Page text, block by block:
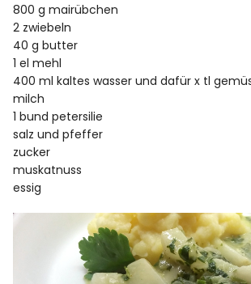
800 g mairübchen
2 zwiebeln
40 g butter
1 el mehl
400 ml kaltes wasser und dafür x tl
milch
1 bund petersilie
salz und pfeffer
zucker
muskatnuss
essig